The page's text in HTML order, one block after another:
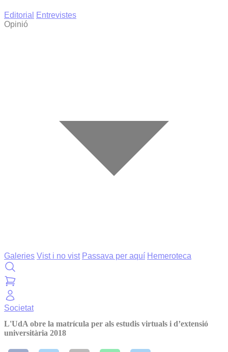
Editorial
Entrevistes
Opinió
Galeries Vist i no vist Passava per aquí Hemeroteca
Societat
L'UdA obre la matrícula per als estudis virtuals i d’extensió
universitària 2018